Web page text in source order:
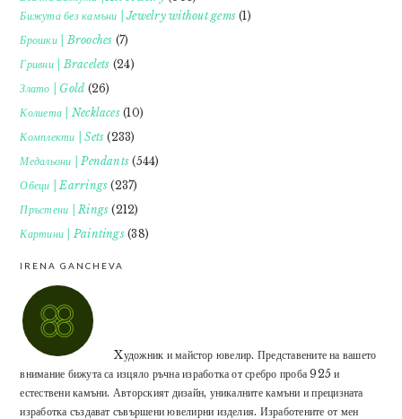
Бижута без камъни | Jewelry without gems (1)
Брошки | Brooches (7)
Гривни | Bracelets (24)
Злато | Gold (26)
Колиета | Necklaces(10)
Комплекти | Sets (233)
Медальони | Pendants (544)
Обеци | Earrings (237)
Пръстени | Rings (212)
Картини | Paintings(38)
IRENA GANCHEVA
Xудожник и майстор ювелир. Представените на вашето
внимание бижута са изцяло ръчна изработка от сребро проба 925 и
естествени камъни. Авторският дизайн, уникалните камъни и прецизната
изработка създават съвършени ювелирни изделия. Изработените от мен